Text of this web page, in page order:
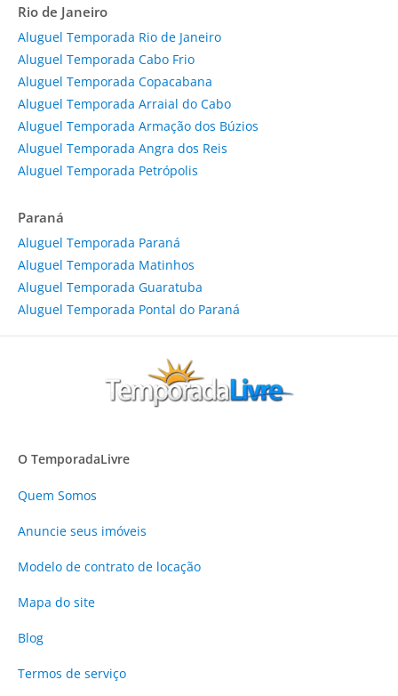
Rio de Janeiro
Aluguel Temporada Rio de Janeiro
Aluguel Temporada Cabo Frio
Aluguel Temporada Copacabana
Aluguel Temporada Arraial do Cabo
Aluguel Temporada Armação dos Búzios
Aluguel Temporada Angra dos Reis
Aluguel Temporada Petrópolis
Paraná
Aluguel Temporada Paraná
Aluguel Temporada Matinhos
Aluguel Temporada Guaratuba
Aluguel Temporada Pontal do Paraná
O TemporadaLivre
Quem Somos
Anuncie seus imóveis
Modelo de contrato de locação
Mapa do site
Blog
Termos de serviço